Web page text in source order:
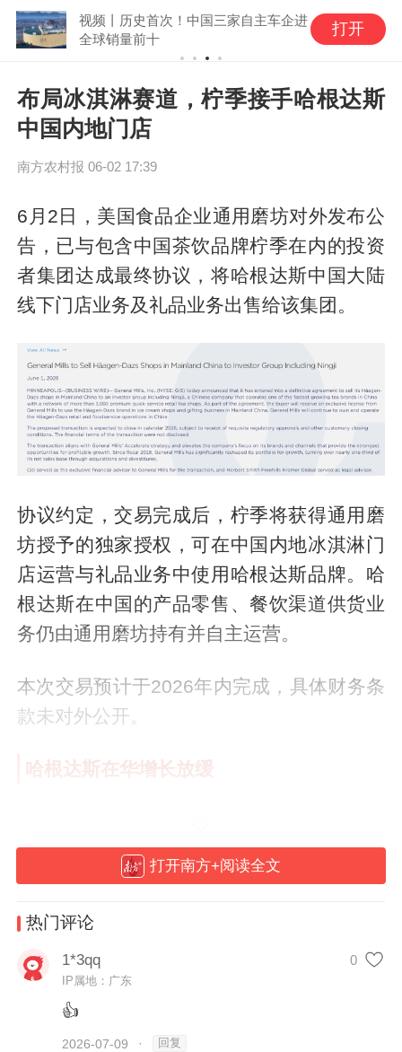
视频丨历史首次！中国三家自主车企进
全球销量前十
打开
布局冰淇淋赛道，柠季接手哈根达斯
中国内地门店
南方农村报06-02 17:39
6月2日，美国食品企业通用磨坊对外发布公
告，已与包含中国茶饮品牌柠季在内的投资
者集团达成最终协议，将哈根达斯中国大陆
线下门店业务及礼品业务出售给该集团。
协议约定，交易完成后，柠季将获得通用磨
坊授予的独家授权，可在中国内地冰淇淋门
店运营与礼品业务中使用哈根达斯品牌。哈
根达斯在中国的产品零售、餐饮渠道供货业
务仍由通用磨坊持有并自主运营。
本次交易预计于2026年内完成，具体财务条
款未对外公开。
哈根达斯在华增长放缓
冰淇淋”，长期占据着高端冰淇淋市场的头部
位置。
打开南方+阅读全文
热门评论
1*3qq 0
IP属地：广东
👍
2026-07-09 · 回复